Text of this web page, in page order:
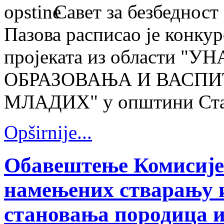
Савет за
Пазова расписао је
пројеката из области
ОБРАЗОВАЊА И
МЛАДИХ" у општини
Opširnije...
Обавештење Комисије
намењених
становања породица